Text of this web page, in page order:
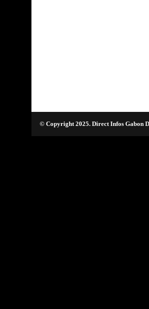
© Copyright 2025. Direct Infos Gabon